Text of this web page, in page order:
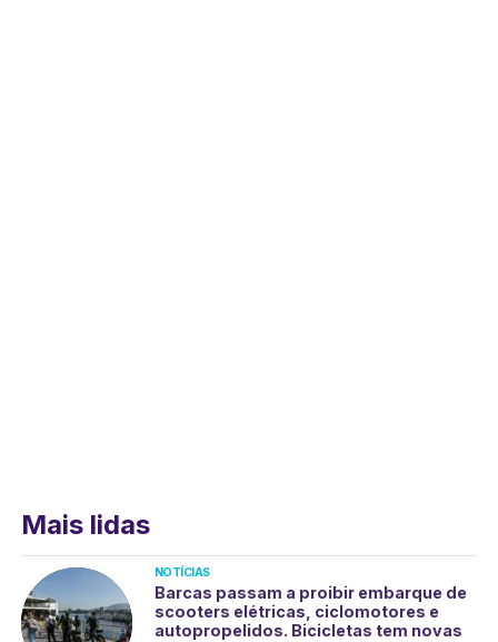
Mais lidas
NOTÍCIAS
Barcas passam a proibir embarque de
scooters elétricas, ciclomotores e
autopropelidos. Bicicletas tem novas